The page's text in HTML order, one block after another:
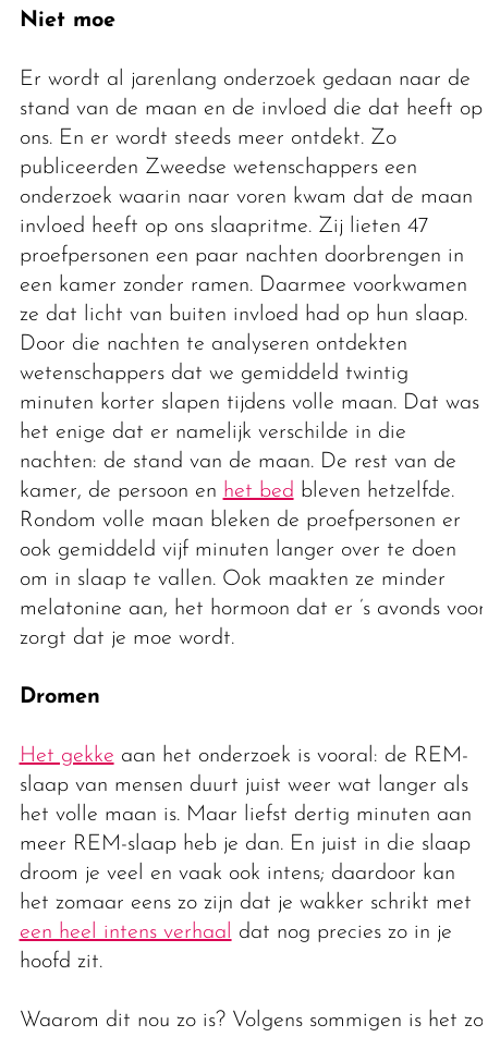
Niet moe
Er wordt al jarenlang onderzoek gedaan naar de
stand van de maan en de invloed die dat heeft op
ons. En er wordt steeds meer ontdekt. Zo
publiceerden Zweedse wetenschappers een
onderzoek waarin naar voren kwam dat de maan
invloed heeft op ons slaapritme. Zij lieten 47
proefpersonen een paar nachten doorbrengen in
een kamer zonder ramen. Daarmee voorkwamen
ze dat licht van buiten invloed had op hun slaap.
Door die nachten te analyseren ontdekten
wetenschappers dat we gemiddeld twintig
minuten korter slapen tijdens volle maan. Dat was
het enige dat er namelijk verschilde in die
nachten: de stand van de maan. De rest van de
kamer, de persoon en het bed bleven hetzelfde.
Rondom volle maan bleken de proefpersonen er
ook gemiddeld vijf minuten langer over te doen
om in slaap te vallen. Ook maakten ze minder
melatonine aan, het hormoon dat er ’s avonds voor
zorgt dat je moe wordt.
Dromen
Het gekke aan het onderzoek is vooral: de REM-
slaap van mensen duurt juist weer wat langer als
het volle maan is. Maar liefst dertig minuten aan
meer REM-slaap heb je dan. En juist in die slaap
droom je veel en vaak ook intens; daardoor kan
het zomaar eens zo zijn dat je wakker schrikt met
een heel intens verhaal
dat nog precies zo in je
hoofd zit.
Waarom dit nou zo is? Volgens sommigen is het zo